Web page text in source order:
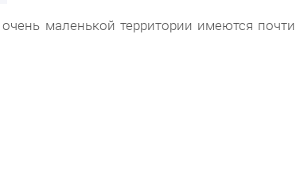
маленькой территории имеются